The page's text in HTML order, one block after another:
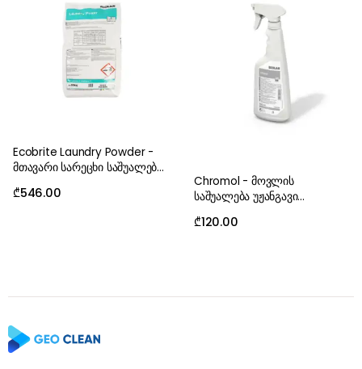
Ecobrite Laundry Powder -
მთავარი სარეცხი საშუალება
₾546.00
Chromol - მოვლის
საშუალება უჟანგავი
500 ml
₾120.00